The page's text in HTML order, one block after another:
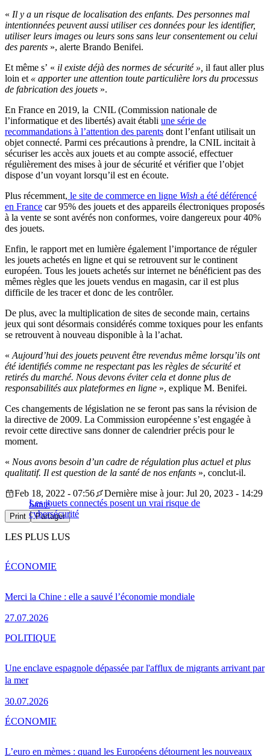
« Il y a un risque de localisation des enfants. Des personnes mal
intentionnées peuvent aussi utiliser ces données pour les identifier,
utiliser leurs images ou leurs sons sans leur consentement ou celui
des parents », alerte Brando Benifei.
Et même s’ « il existe déjà des normes de sécurité », il faut aller plus
loin et « apporter une attention toute particulière lors du processus
de fabrication des jouets ».
En France en 2019, la CNIL (Commission nationale de
l’informatique et des libertés) avait établi une série de
recommandations à l’attention des parents dont l’enfant utilisait un
objet connecté. Parmi ces précautions à prendre, la CNIL incitait à
sécuriser les accès aux jouets et au compte associé, effectuer
régulièrement des mises à jour de sécurité et vérifier que l’objet
dispose d’un voyant lorsqu’il est en écoute.
Plus récemment, le site de commerce en ligne Wish a été déférencé
en France car 95% des jouets et des appareils électroniques proposés
à la vente se sont avérés non conformes, voire dangereux pour 40%
des jouets.
Enfin, le rapport met en lumière également l’importance de réguler
les jouets achetés en ligne et qui se retrouvent sur le continent
européen. Tous les jouets achetés sur internet ne bénéficient pas des
mêmes règles que les jouets vendus en magasin, car il est plus
difficile de les tracer et donc de les contrôler.
De plus, avec la multiplication de sites de seconde main, certains
jeux qui sont désormais considérés comme toxiques pour les enfants
se retrouvent à nouveau disponible à la l’achat.
« Aujourd’hui des jouets peuvent être revendus même lorsqu’ils ont
été identifiés comme ne respectant pas les règles de sécurité et
retirés du marché. Nous devons éviter cela et donne plus de
responsabilités aux plateformes en ligne », explique M. Benifei.
Ces changements de législation ne se feront pas sans la révision de
la directive de 2009. La Commission européenne s’est engagée à
revoir cette directive sans donner de calendrier précis pour le
moment.
« Nous avons besoin d’un cadre de régulation plus actuel et plus
qualitatif. Il est question de la santé de nos enfants », conclut-il.
Les jouets connectés posent un vrai risque de
cybersécurité
Feb 18, 2022 - 07:56
Dernière mise à jour: Jul 20, 2023 - 14:29
Santé
Print Partager
LES PLUS LUS
Merci la Chine : elle a sauvé l’économie mondiale
27.07.2026
ÉCONOMIE
Une enclave espagnole dépassée par l'afflux de migrants arrivant par
la mer
30.07.2026
POLITIQUE
L’euro en mèmes : quand les Européens détournent les nouveaux
ÉCONOMIE